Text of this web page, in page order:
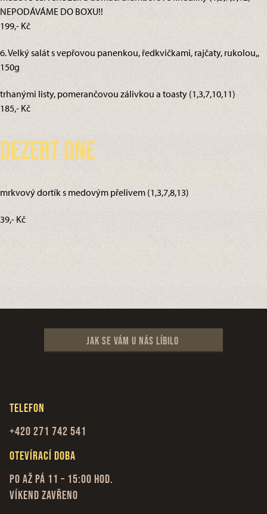
NEPODÁVÁME DO BOXU!!
199,- Kč
6. Velký salát s vepřovou panenkou, ředkvičkami, rajčaty, rukolou,,
150g
trhanými listy, pomerančovou zálivkou a toasty (1,3,7,10,11)
185,- Kč
Dezert dne
mrkvový dortík s medovým přelivem (1,3,7,8,13)
39,- Kč
Jak se vám u nás líbilo
Telefon
+420 271 742 541
Otevírací doba
Po až Pá 11 – 15:00 hod.
Víkend zavřeno